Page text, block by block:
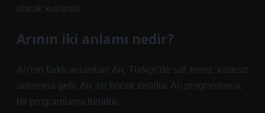
olarak kullanılır.
Arının iki anlamı nedir?
Arı’nın farklı anlamları: Arı, Türkçe’de saf, temiz, katıksız
anlamına gelir. Arı, bir böcek türüdür. Arı programlama,
bir programlama türüdür.